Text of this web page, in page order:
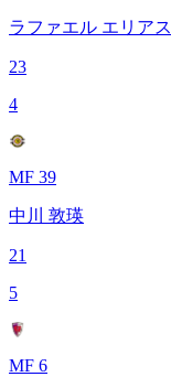
ラファエル エリアス
23
4
MF 39
中川 敦瑛
21
5
MF 6